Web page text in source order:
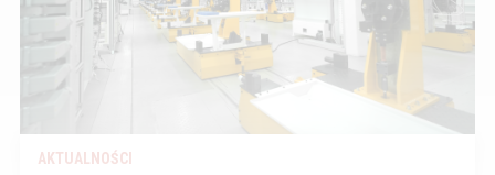
AKTUALNOŚCI